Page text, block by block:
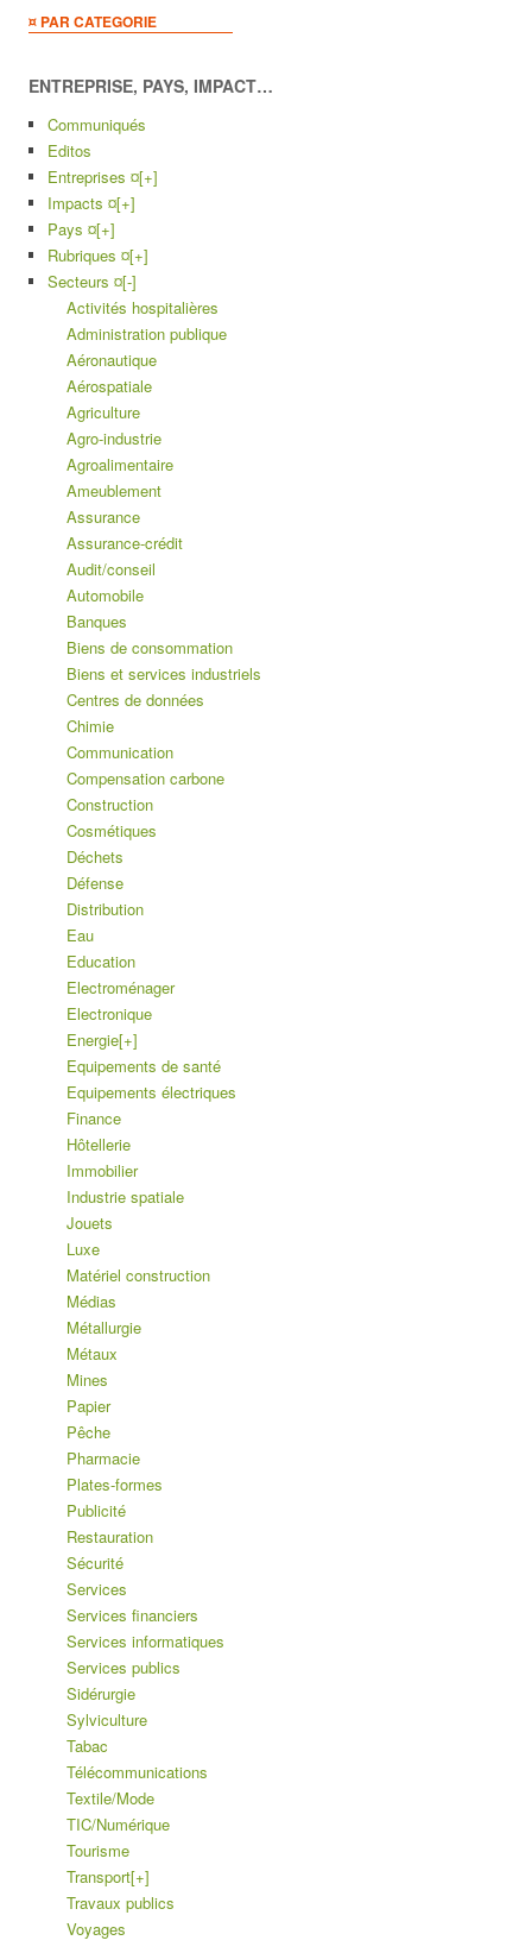
¤ PAR CATEGORIE
ENTREPRISE, PAYS, IMPACT…
Communiqués
Editos
Entreprises ¤[+]
Impacts ¤[+]
Pays ¤[+]
Rubriques ¤[+]
Secteurs ¤[-]
Activités hospitalières
Administration publique
Aéronautique
Aérospatiale
Agriculture
Agro-industrie
Agroalimentaire
Ameublement
Assurance
Assurance-crédit
Audit/conseil
Automobile
Banques
Biens de consommation
Biens et services industriels
Centres de données
Chimie
Communication
Compensation carbone
Construction
Cosmétiques
Déchets
Défense
Distribution
Eau
Education
Electroménager
Electronique
Energie[+]
Equipements de santé
Equipements électriques
Finance
Hôtellerie
Immobilier
Industrie spatiale
Jouets
Luxe
Matériel construction
Médias
Métallurgie
Métaux
Mines
Papier
Pêche
Pharmacie
Plates-formes
Publicité
Restauration
Sécurité
Services
Services financiers
Services informatiques
Services publics
Sidérurgie
Sylviculture
Tabac
Télécommunications
Textile/Mode
TIC/Numérique
Tourisme
Transport[+]
Travaux publics
Voyages